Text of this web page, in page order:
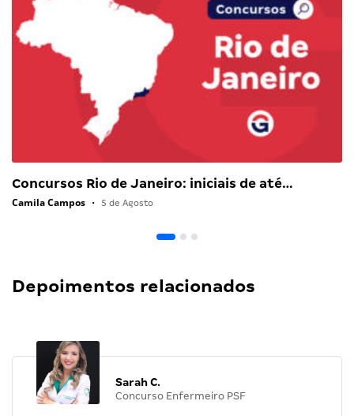
Concursos Rio de Janeiro: iniciais de até…
Camila Campos • 5 de Agosto
Depoimentos relacionados
Sarah C.
Concurso Enfermeiro PSF